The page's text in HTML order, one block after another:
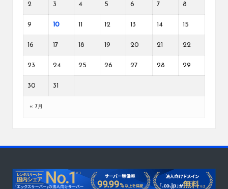
2 3 4 5 6 7 8
9 10 12 13 14 15
16 17 18 19 20 21 22
23 24 25 26 27 28 29
30 31
« 7月